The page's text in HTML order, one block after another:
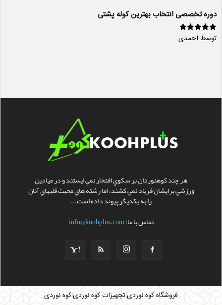
دوره تخصصی انتخاب بهترین کوله پشتی
امتیاز 5از 5
توسط احمدی
هر چند کوهنوردان بر سکوي افتخار نمي ايستند و در ميادين
ورزشي برايشان فرياد نمي کشند، اما رشته هاي محبت قلبهاي آنان
را به يکديگر پيوند داده است...
تماس با ما:info@koohplus.com
فروشگاه کوه نوردی|تجهیزات کوه نوردی|کوه نوردی